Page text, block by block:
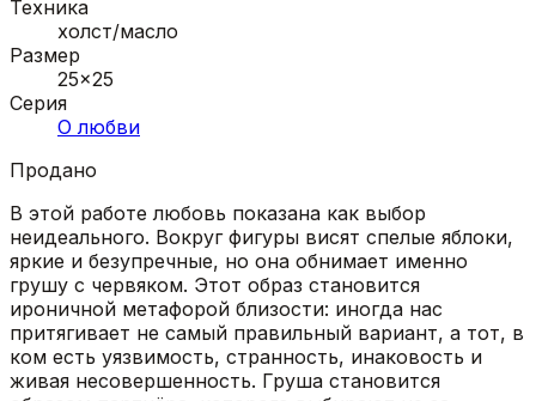
Техника
холст/масло
Размер
25x25
Серия
О любви
Продано
В этой работе любовь показана как выбор
неидеального. Вокруг фигуры висят спелые яблоки,
яркие и безупречные, но она обнимает именно
грушу с червяком. Этот образ становится
ироничной метафорой близости: иногда нас
притягивает не самый правильный вариант, а тот, в
ком есть уязвимость, странность, инаковость и
живая несовершенность. Груша становится